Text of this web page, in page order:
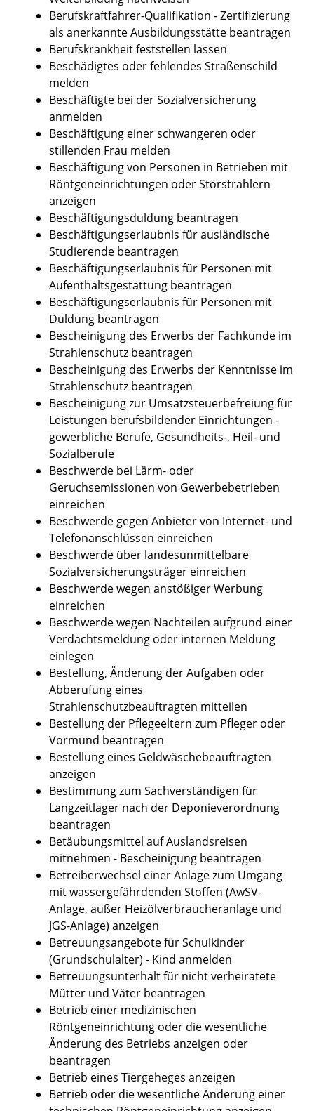
Berufskraftfahrer-Qualifikation - Zertifizierung
als anerkannte Ausbildungsstätte beantragen
Berufskrankheit feststellen lassen
Beschädigtes oder fehlendes Straßenschild
melden
Beschäftigte bei der Sozialversicherung
anmelden
Beschäftigung einer schwangeren oder
stillenden Frau melden
Beschäftigung von Personen in Betrieben mit
Röntgeneinrichtungen oder Störstrahlern
anzeigen
Beschäftigungsduldung beantragen
Beschäftigungserlaubnis für ausländische
Studierende beantragen
Beschäftigungserlaubnis für Personen mit
Aufenthaltsgestattung beantragen
Beschäftigungserlaubnis für Personen mit
Duldung beantragen
Bescheinigung des Erwerbs der Fachkunde im
Strahlenschutz beantragen
Bescheinigung des Erwerbs der Kenntnisse im
Strahlenschutz beantragen
Bescheinigung zur Umsatzsteuerbefreiung für
Leistungen berufsbildender Einrichtungen -
gewerbliche Berufe, Gesundheits-, Heil- und
Sozialberufe
Beschwerde bei Lärm- oder
Geruchsemissionen von Gewerbebetrieben
einreichen
Beschwerde gegen Anbieter von Internet- und
Telefonanschlüssen einreichen
Beschwerde über landesunmittelbare
Sozialversicherungsträger einreichen
Beschwerde wegen anstößiger Werbung
einreichen
Beschwerde wegen Nachteilen aufgrund einer
Verdachtsmeldung oder internen Meldung
einlegen
Bestellung, Änderung der Aufgaben oder
Abberufung eines
Strahlenschutzbeauftragten mitteilen
Bestellung der Pflegeeltern zum Pfleger oder
Vormund beantragen
Bestellung eines Geldwäschebeauftragten
anzeigen
Bestimmung zum Sachverständigen für
Langzeitlager nach der Deponieverordnung
beantragen
Betäubungsmittel auf Auslandsreisen
mitnehmen - Bescheinigung beantragen
Betreiberwechsel einer Anlage zum Umgang
mit wassergefährdenden Stoffen (AwSV-
Anlage, außer Heizölverbraucheranlage und
JGS-Anlage) anzeigen
Betreuungsangebote für Schulkinder
(Grundschulalter) - Kind anmelden
Betreuungsunterhalt für nicht verheiratete
Mütter und Väter beantragen
Betrieb einer medizinischen
Röntgeneinrichtung oder die wesentliche
Änderung des Betriebs anzeigen oder
beantragen
Betrieb eines Tiergeheges anzeigen
Betrieb oder die wesentliche Änderung einer